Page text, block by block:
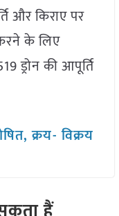
और किराए पर
करने के लिए
ड्रोन की आपूर्ति
क्रय- विक्रय